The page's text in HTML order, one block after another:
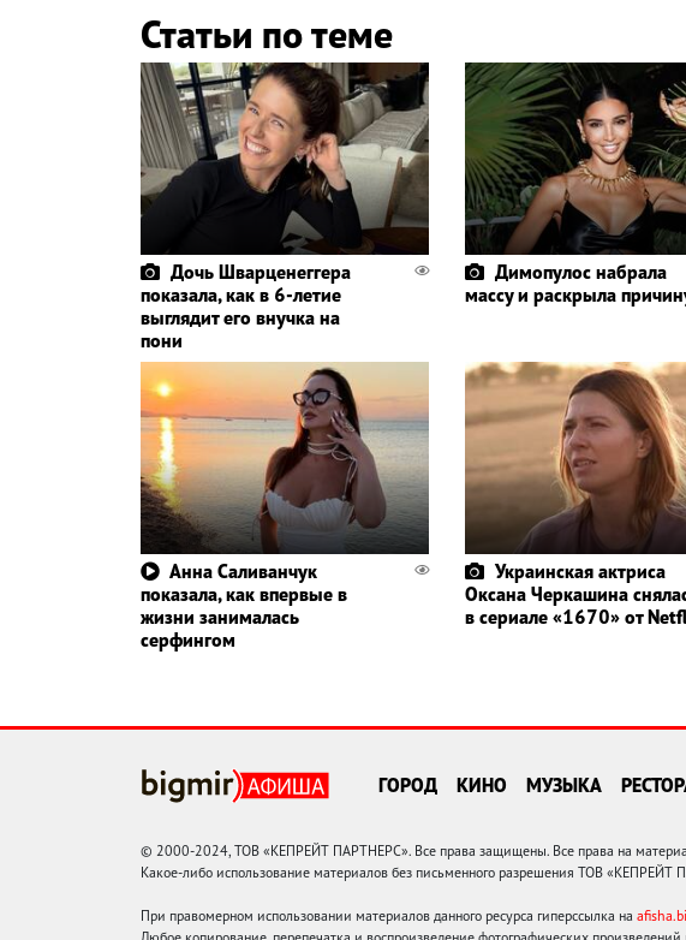
Статьи по теме
Дочь Шварценеггера
показала, как в 6-летие
выглядит его внучка на
пони
Димопулос набрала
массу и раскрыла
Анна Саливанчук
показала, как впервые в
жизни занималась
серфингом
Украинская актриса
Оксана Черкашина
в сериале «1670» от
ГОРОД КИНО МУЗЫКА
© 2000-2024, ТОВ «КЕПРЕЙТ ПАРТНЕРС». Все права защищены. Все права на
Какое-либо использование материалов без письменного разрешения ТОВ «КЕПРЕЙТ
При правомерном использовании материалов данного ресурса гиперссылка на